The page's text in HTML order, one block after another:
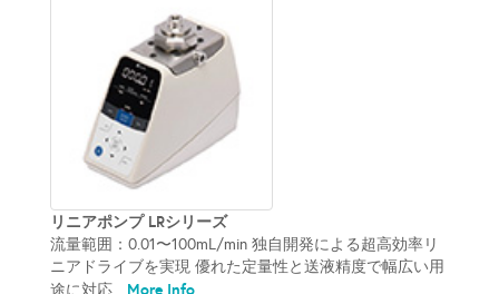
リニアポンプ LRシリーズ
流量範囲：0.01〜100mL/min 独自開発による超高効率リ
ニアドライブを実現 優れた定量性と送液精度で幅広い用
More Info